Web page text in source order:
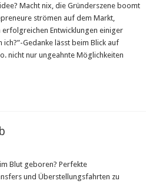
Macht nix, die Gründerszene boomt
strömen auf dem Markt,
Entwicklungen einiger
Gedanke lässt beim Blick auf
nicht nur ungeahnte Möglichkeiten
Blut geboren? Perfekte
und Überstellungsfahrten zu